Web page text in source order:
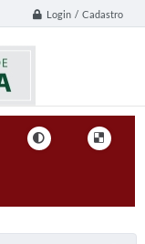
Login / Cadastro